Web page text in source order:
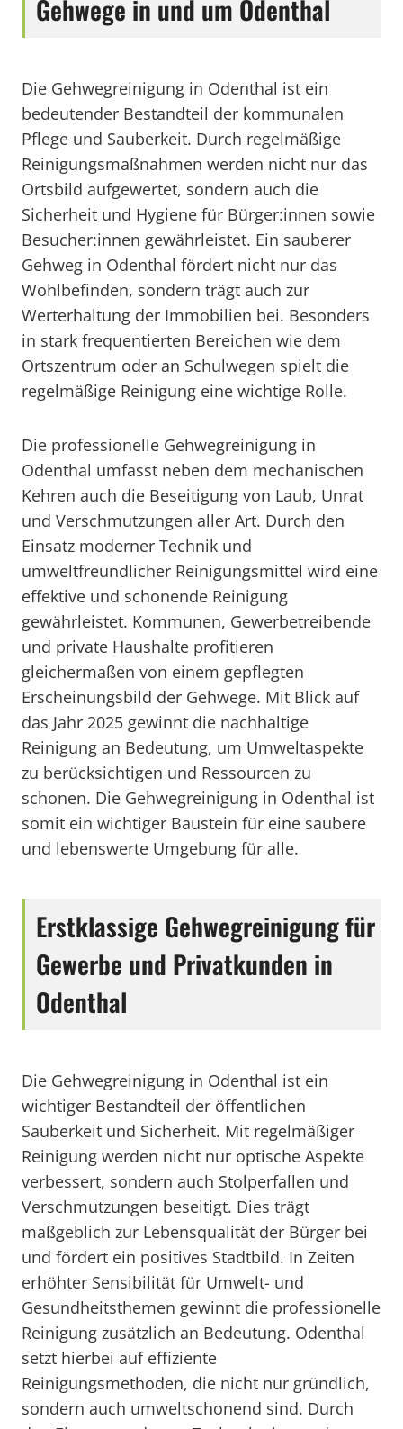
Gehwege in und um Odenthal
Die Gehwegreinigung in Odenthal ist ein
bedeutender Bestandteil der kommunalen
Pflege und Sauberkeit. Durch regelmäßige
Reinigungsmaßnahmen werden nicht nur das
Ortsbild aufgewertet, sondern auch die
Sicherheit und Hygiene für Bürger:innen sowie
Besucher:innen gewährleistet. Ein sauberer
Gehweg in Odenthal fördert nicht nur das
Wohlbefinden, sondern trägt auch zur
Werterhaltung der Immobilien bei. Besonders
in stark frequentierten Bereichen wie dem
Ortszentrum oder an Schulwegen spielt die
regelmäßige Reinigung eine wichtige Rolle.
Die professionelle Gehwegreinigung in
Odenthal umfasst neben dem mechanischen
Kehren auch die Beseitigung von Laub, Unrat
und Verschmutzungen aller Art. Durch den
Einsatz moderner Technik und
umweltfreundlicher Reinigungsmittel wird eine
effektive und schonende Reinigung
gewährleistet. Kommunen, Gewerbetreibende
und private Haushalte profitieren
gleichermaßen von einem gepflegten
Erscheinungsbild der Gehwege. Mit Blick auf
das Jahr 2025 gewinnt die nachhaltige
Reinigung an Bedeutung, um Umweltaspekte
zu berücksichtigen und Ressourcen zu
schonen. Die Gehwegreinigung in Odenthal ist
somit ein wichtiger Baustein für eine saubere
und lebenswerte Umgebung für alle.
Erstklassige Gehwegreinigung für
Gewerbe und Privatkunden in
Odenthal
Die Gehwegreinigung in Odenthal ist ein
wichtiger Bestandteil der öffentlichen
Sauberkeit und Sicherheit. Mit regelmäßiger
Reinigung werden nicht nur optische Aspekte
verbessert, sondern auch Stolperfallen und
Verschmutzungen beseitigt. Dies trägt
maßgeblich zur Lebensqualität der Bürger bei
und fördert ein positives Stadtbild. In Zeiten
erhöhter Sensibilität für Umwelt- und
Gesundheitsthemen gewinnt die professionelle
Reinigung zusätzlich an Bedeutung. Odenthal
setzt hierbei auf effiziente
Reinigungsmethoden, die nicht nur gründlich,
sondern auch umweltschonend sind. Durch